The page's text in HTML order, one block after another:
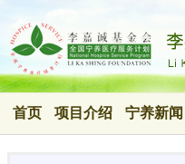
首页 项目介绍 宁养新闻